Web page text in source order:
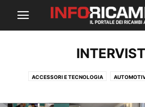
ACCESSORI E TECNOLOGIA
LAVORO ED ECONOMIA MANUTENZIONE E